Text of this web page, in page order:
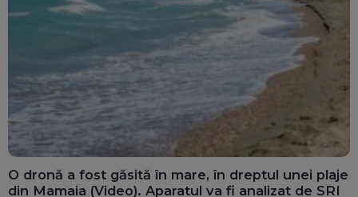
O dronă a fost găsită în mare, în dreptul unei plaje
din Mamaia (Video). Aparatul va fi analizat de SRI